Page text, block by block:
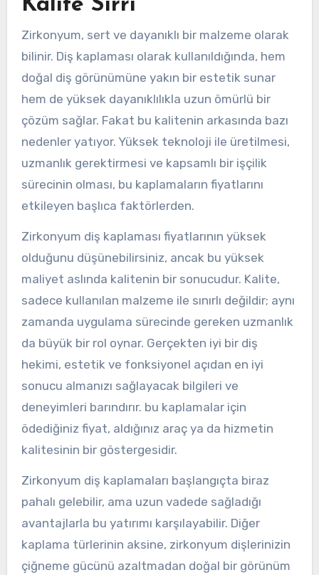
Kalite Sırrı
Zirkonyum, sert ve dayanıklı bir malzeme olarak
bilinir. Diş kaplaması olarak kullanıldığında, hem
doğal diş görünümüne yakın bir estetik sunar
hem de yüksek dayanıklılıkla uzun ömürlü bir
çözüm sağlar. Fakat bu kalitenin arkasında bazı
nedenler yatıyor. Yüksek teknoloji ile üretilmesi,
uzmanlık gerektirmesi ve kapsamlı bir işçilik
sürecinin olması, bu kaplamaların fiyatlarını
etkileyen başlıca faktörlerden.
Zirkonyum diş kaplaması fiyatlarının yüksek
olduğunu düşünebilirsiniz, ancak bu yüksek
maliyet aslında kalitenin bir sonucudur. Kalite,
sadece kullanılan malzeme ile sınırlı değildir; aynı
zamanda uygulama sürecinde gereken uzmanlık
da büyük bir rol oynar. Gerçekten iyi bir diş
hekimi, estetik ve fonksiyonel açıdan en iyi
sonucu almanızı sağlayacak bilgileri ve
deneyimleri barındırır. bu kaplamalar için
ödediğiniz fiyat, aldığınız araç ya da hizmetin
kalitesinin bir göstergesidir.
Zirkonyum diş kaplamaları başlangıçta biraz
pahalı gelebilir, ama uzun vadede sağladığı
avantajlarla bu yatırımı karşılayabilir. Diğer
kaplama türlerinin aksine, zirkonyum dişlerinizin
çiğneme gücünü azaltmadan doğal bir görünüm